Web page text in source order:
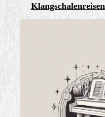
Klangschalenreisen